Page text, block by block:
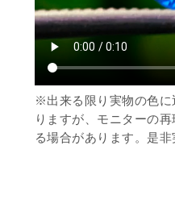
※出来る限り実物の色に
りますが、モニターの
る場合があります。是非